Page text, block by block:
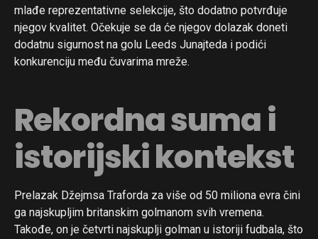
mlađe reprezentativne selekcije, što dodatno potvrđuje
njegov kvalitet. Očekuje se da će njegov dolazak doneti
dodatnu sigurnost na golu Leeds Junajteda i podići
konkurenciju među čuvarima mreže.
Rekordna suma i
istorijski kontekst
Prelazak Džejmsa Traforda za više od 50 miliona evra čini
ga najskupljim britanskim golmanom svih vremena.
Takođe, on je četvrti najskuplji golman u istoriji fudbala, što